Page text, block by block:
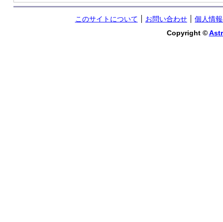
このサイトについて お問い合わせ
個人情
Copyright ©